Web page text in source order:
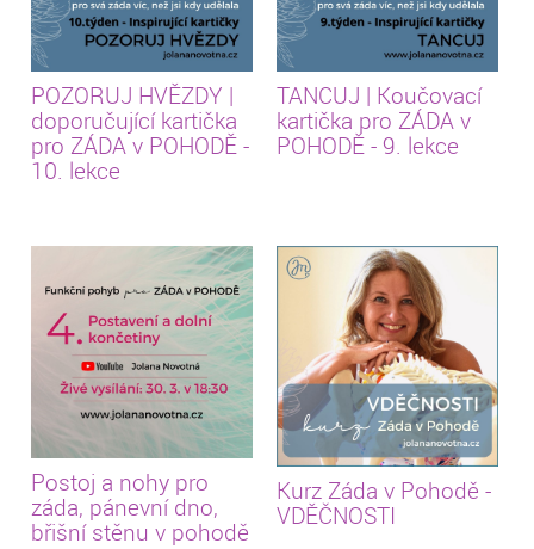
POZORUJ HVĚZDY |
doporučující kartička
pro ZÁDA v POHODĚ -
10. lekce
TANCUJ | Koučovací
kartička pro ZÁDA v
POHODĚ - 9. lekce
Postoj a nohy pro
záda, pánevní dno,
břišní stěnu v pohodě
Kurz Záda v Pohodě -
VDĚČNOSTI